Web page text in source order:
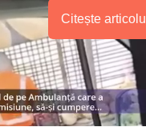
Citește articolul